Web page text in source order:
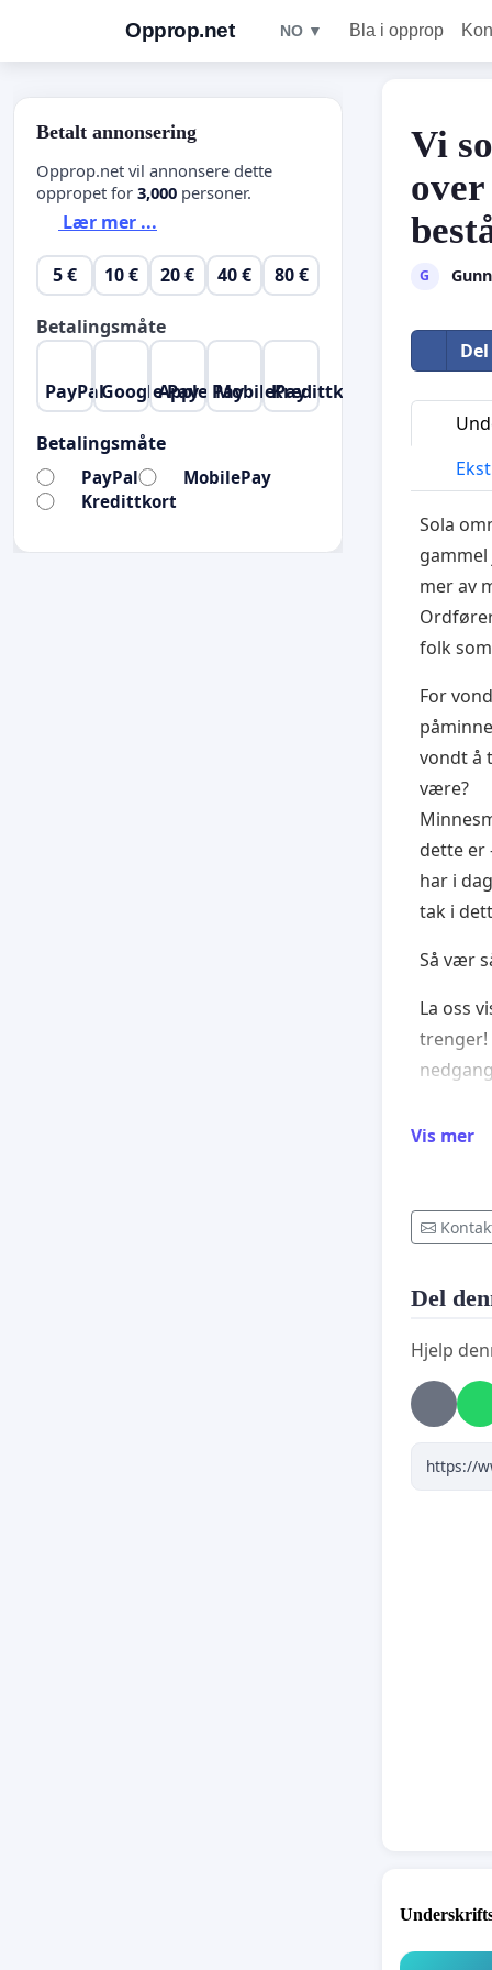
Opprop.net NO ▼ Bla i opprop
Vi
G
Sola
mer av
folk
For
vondt å
være?
dette er
har i
tak i
Så vær
La oss
trenger!
https://
Vis mer
Del
Hjelp
Betalt annonsering
Opprop.net vil annonsere dette
oppropet for 3,000 personer.
Lær mer ...
5 € 10 € 20 € 40 € 80 €
Betalingsmåte
PayPalGoogle PayApple PayMobilePayKredittkort
Betalingsmåte
PayPal
MobilePay
Kredittkort